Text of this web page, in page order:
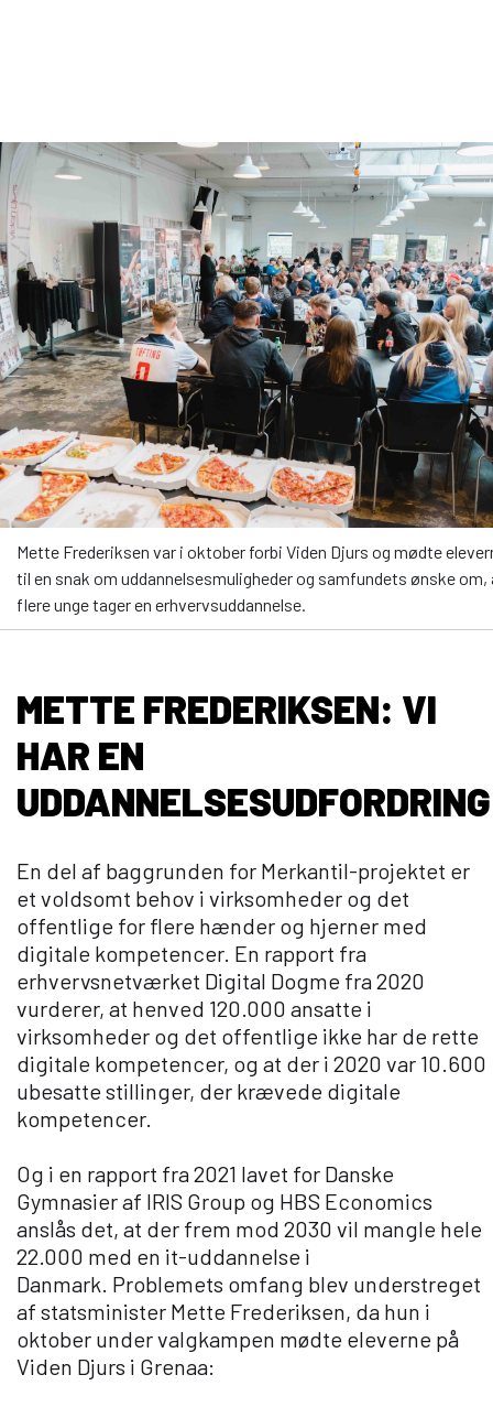
Mette Frederiksen var i oktober forbi Viden Djurs og mødte
til en snak om uddannelsesmuligheder og samfundets ønske om,
flere unge tager en erhvervsuddannelse.
METTE FREDERIKSEN: VI
HAR EN
UDDANNELSESUDFORDRING
En del af baggrunden for Merkantil-projektet er
et voldsomt behov i virksomheder og det
offentlige for flere hænder og hjerner med
digitale kompetencer. En rapport fra
erhvervsnetværket Digital Dogme fra 2020
vurderer, at henved 120.000 ansatte i
virksomheder og det offentlige ikke har de rette
digitale kompetencer, og at der i 2020 var 10.600
ubesatte stillinger, der krævede digitale
kompetencer.
Og i en rapport fra 2021 lavet for Danske
Gymnasier af IRIS Group og HBS Economics
anslås det, at der frem mod 2030 vil mangle hele
22.000 med en it-uddannelse i
Danmark. Problemets omfang blev understreget
af statsminister Mette Frederiksen, da hun i
oktober under valgkampen mødte eleverne på
Viden Djurs i Grenaa: